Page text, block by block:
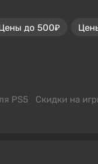
до 500₽
PS5
Скидки на